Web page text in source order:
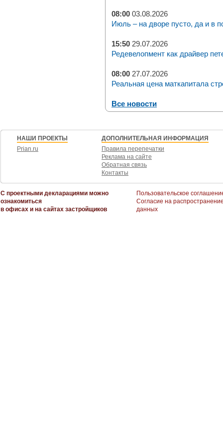
08:00 03.08.2026
Июль – на дворе пусто, да и в
15:50 29.07.2026
Редевелопмент как драйвер
08:00 27.07.2026
Реальная цена маткапитала
Все новости
НАШИ ПРОЕКТЫ
Prian.ru
ДОПОЛНИТЕЛЬНАЯ ИНФОРМАЦИЯ
Правила перепечатки
Реклама на сайте
Обратная связь
Контакты
С проектными декларациями можно
ознакомиться
в офисах и на сайтах застройщиков
Пользовательское
Согласие на
данных